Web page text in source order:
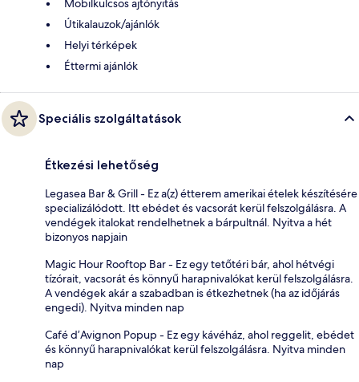
Mobilkulcsos ajtónyitás
Útikalauzok/ajánlók
Helyi térképek
Éttermi ajánlók
Speciális szolgáltatások
Étkezési lehetőség
Legasea Bar & Grill - Ez a(z) étterem amerikai ételek készítésére
specializálódott. Itt ebédet és vacsorát kerül felszolgálásra. A
vendégek italokat rendelhetnek a bárpultnál. Nyitva a hét
bizonyos napjain
Magic Hour Rooftop Bar - Ez egy tetőtéri bár, ahol hétvégi
tízórait, vacsorát és könnyű harapnivalókat kerül felszolgálásra.
A vendégek akár a szabadban is étkezhetnek (ha az időjárás
engedi). Nyitva minden nap
Café d’Avignon Popup - Ez egy kávéház, ahol reggelit, ebédet
és könnyű harapnivalókat kerül felszolgálásra. Nyitva minden
nap